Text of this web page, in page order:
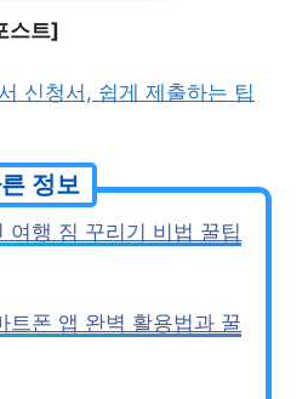
스트]
신청서, 쉽게 제출하는 팁
여행 짐 꾸리기 비법 꿀팁
트폰 앱 완벽 활용법과 꿀